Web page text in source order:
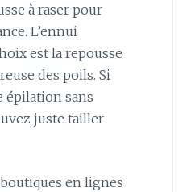
à raser pour
L’ennui
est la repousse
des poils. Si
épilation sans
juste tailler
en lignes